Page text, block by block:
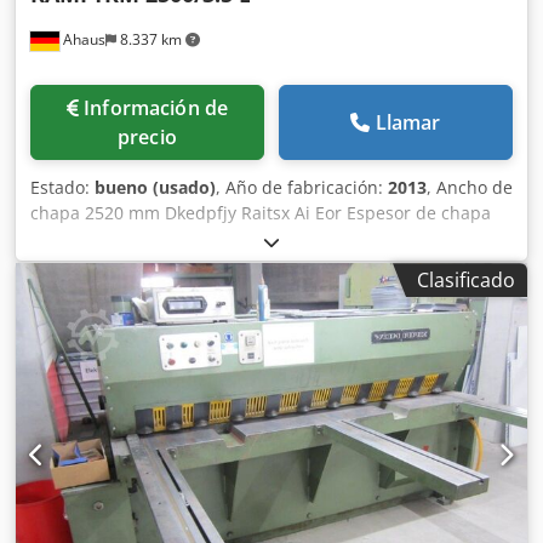
disponibles para demostración en nuestras instalaciones
proporcionarle información adicional.
Ahaus 8.337 km
Información de
precio
Llamar
Estado: bueno (usado), Año de fabricación: 2013, Ancho de
chapa 2520 mm Dkedpfjy Raitsx Ai Eor Espesor de chapa
3,2 mm acero Espesor de corte máx. 5,0 mm aluminio
Espesor de corte máx. 1,5 mm inoxidable Número de
carreras 34 carreras/min Ángulo de corte 1° 20 minutos
Tope trasero - ajustable máx. 1.000 mm Altura de trabajo
800 mm Potencia total requerida 7,5 kW Peso de la
máquina aprox. 2.100 kg Precio nuevo aprox. 21.000 euros
Precio especial a consultar La máquina se ha usado
raramente - buen estado (!!) Equipamiento: - Cizalla de
guillotina oscilante robusta/motorizada - Construcción
soldada de acero, a prueba de roturas y sin torsión -
Diseño compacto y claro de la máquina - Visualizador
digital ESTUN NC, tipo "E10-S" - Tope trasero electromotriz,
Clasificado